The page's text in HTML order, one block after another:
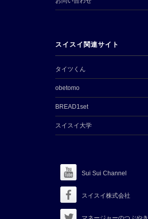
スイスイ関連サイト
タイツくん
obetomo
BREAD1set
スイスイ大学
Sui Sui Channel
スイスイ株式会社